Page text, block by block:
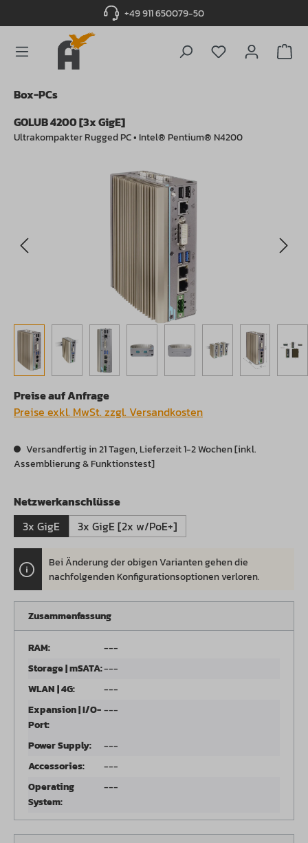
+49 911 650079-50
Du hast 0
Box-PCs
GOLUB 4200 [3x GigE]
Ultrakompakter Rugged PC • Intel® Pentium® N4200
Bildergalerie überspringen
Preise auf Anfrage
Preise exkl. MwSt. zzgl. Versandkosten
Versandfertig in 21 Tagen, Lieferzeit 1-2 Wochen [inkl.
Assemblierung & Funktionstest]
Netzwerkanschlüsseauswählen
3x GigE
3x GigE [2x w/PoE+]
Bei Änderung der obigen Varianten gehen die
nachfolgenden Konfigurationsoptionen verloren.
Zusammenfassung
RAM:
---
Storage | mSATA:---
WLAN | 4G:
---
Expansion | I/O-
Port:
---
Power Supply:
---
Accessories:
---
Operating
System:
---